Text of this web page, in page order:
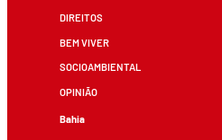
DIREITOS
BEM VIVER
SOCIOAMBIENTAL
OPINIÃO
Bahia